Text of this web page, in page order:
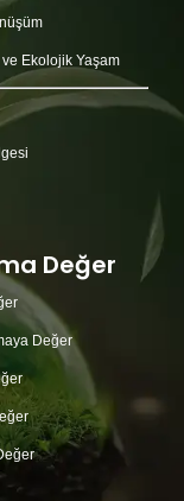
Ekolojik Yaşam
Değer
Değer